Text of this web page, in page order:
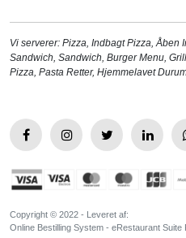
Vi serverer: Pizza Indbagt Pizza Åben
Sandwich Sandwich Burger Menu Grill
Pizza Pasta Retter, Hjemmelavet
Copyright © 2022 - Leveret af:
Online Bestilling System - eRestaurant Suite